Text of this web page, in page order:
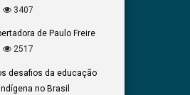
3407
de Paulo Freire
2517
desafios da educação
no Brasil